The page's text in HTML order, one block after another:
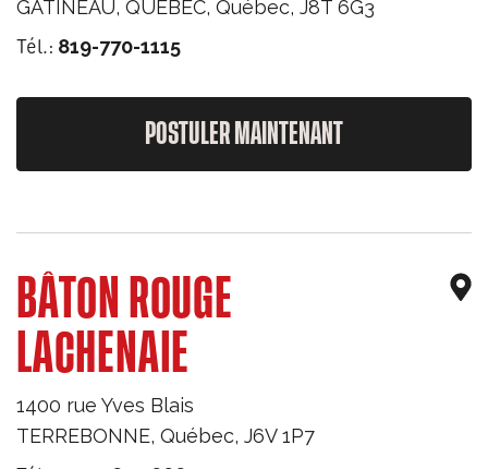
GATINEAU, QUEBEC, Québec, J8T 6G3
Tél.: 819-770-1115
POSTULER MAINTENANT
BÂTON ROUGE
LACHENAIE
1400 rue Yves Blais
TERREBONNE, Québec, J6V 1P7